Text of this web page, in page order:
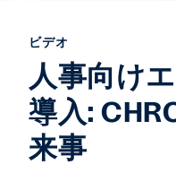
ビデオ
人事向け
導入:
来事